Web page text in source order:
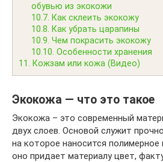
обувью из экокожи
10.7. Как склеить экокожу
10.8.
Как убрать царапины
10.9. Чем покрасить экокожу
10.10. Особенности хранения
11.
Кожзам или кожа (Видео)
Экокожа — что это такое
Экокожа – это современный
двух слоев. Основой служит
на которое наносится
оно придает материалу цвет,